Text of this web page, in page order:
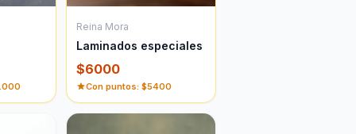
Reina Mora
Laminados especiales
$6000
Con puntos: $5400